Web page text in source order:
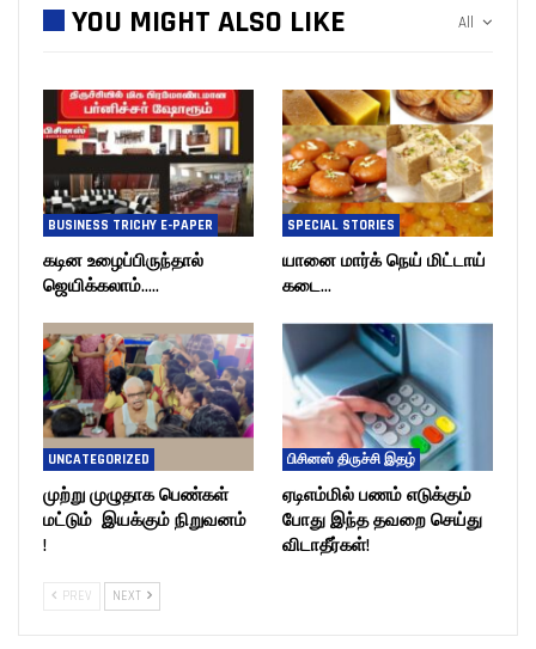
All
YOU MIGHT ALSO LIKE
BUSINESS TRICHY E-PAPER
கடின உழைப்பிருந்தால்
ஜெயிக்கலாம்…..
SPECIAL STORIES
யானை மார்க் நெய் மிட்டாய்
கடை…
UNCATEGORIZED
முற்று முழுதாக பெண்கள்
மட்டும் இயக்கும் நிறுவனம்
!
பிசினஸ் திருச்சி இதழ்
ஏடிஎம்மில் பணம் எடுக்கும்
போது இந்த தவறை செய்து
விடாதீர்கள்!
PREV NEXT